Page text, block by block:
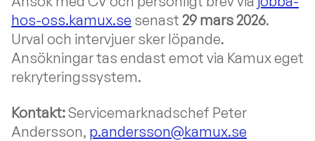
hos-oss.kamux.se senast 29 mars 2026.
Urval och intervjuer sker löpande.
Ansökningar tas endast emot via Kamux eget
rekryteringssystem.
Kontakt:Servicemarknadschef Peter
Andersson, p.andersson@kamux.se